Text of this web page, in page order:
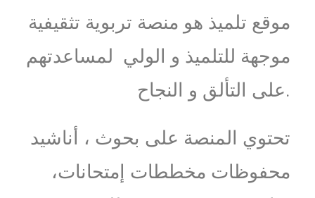
موقع تلميذ هو منصة تربوية تثقيفية
موجهة للتلميذ و الولي لمساعدتهم
على التألق و النجاح.
تحتوي المنصة على بحوث ، أناشيد
محفوظات مخططات إمتحانات،